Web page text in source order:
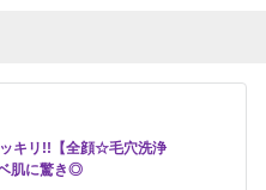
キリ!!【全顔☆毛穴洗浄
肌に驚き◎